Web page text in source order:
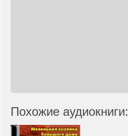
Похожие аудиокниги: